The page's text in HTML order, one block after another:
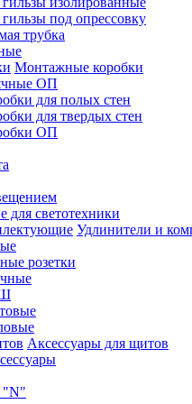
под опрессовку
трубка
Монтажные коробки
ОП
для полых стен
для твердых стен
ОП
светотехники
Удлинители и
розетки
Аксессуары для щитов
"N"